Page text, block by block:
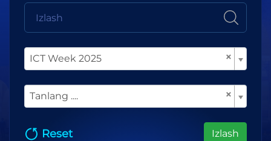
×
ICT Week 2025
×
Tanlang ....
Reset Izlash